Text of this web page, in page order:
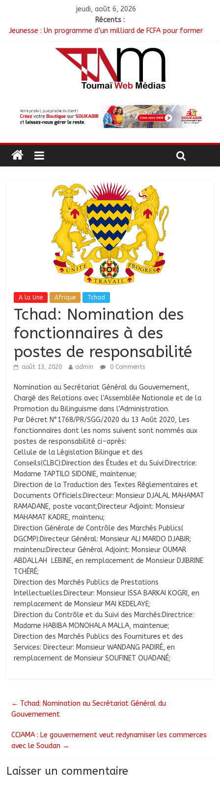
jeudi, août 6, 2026
Récents :
Jeunesse : Un programme d’un milliard de FCFA pour former
Tchad : L’AMET réagit à la suspension des demandes de
création de journaux en ligne
Tchad : Le CESCE ouvre sa deuxième session ordinaire
consacrée à la transition numérique
N’Djamena : Le maire du 1er arrondissement évalue l’état des
routes après les travaux
A la Une Afrique Tchad
Tchad: Nomination des
fonctionnaires à des
postes de responsabilité
août 13, 2020 admin 0 Comments
Nomination au Secrétariat Général du Gouvernement,
Chargé des Relations avec l’Assemblée Nationale et de la
Promotion du Bilinguisme dans l’Administration.
Par Décret N°1768/PR/SGG/2020 du 13 Août 2020, Les
fonctionnaires dont les noms suivent sont nommés aux
postes de responsabilité ci-après:
Cellule de la Législation Bilingue et des
Conseils(CLBC):Direction des Études et du Suivi:Directrice:
Madame TAPTILO SIDONIE, maintenue;
Direction de la Traduction des Textes Réglementaires et
Documents Officiels:Directeur: Monsieur DJALAL MAHAMAT
RAMADANE, poste vacant;Directeur Adjoint: Monsieur
MAHAMAT KADRE, maintenu;
Direction Générale de Contrôle des Marchés Publics(
DGCMP):Directeur Général: Monsieur ALI MARDO DJABIR;
maintenu:Directeur Général Adjoint: Monsieur OUMAR
ABDALLAH LEBINE, en remplacement de Monsieur DJIBRINE
TCHÉRÉ;
Direction des Marchés Publics de Prestations
Intellectuelles:Directeur: Monsieur ISSA BARKAI KOGRI, en
remplacement de Monsieur MAI KEDELAYE;
Direction du Contrôle et du Suivi des Marchés:Directrice:
Madame HABIBA MONOHALA MALLA, maintenue;
Direction des Marchés Publics des Fournitures et des
Services: Directeur: Monsieur WANDANG PADIRÉ, en
remplacement de Monsieur SOUFINET OUADANÉ;
← Tchad: Nomination au Secrétariat Général du
Gouvernement
CCIAMA : Le gouvernement veut redynamiser les commerces
avec le Soudan →
Laisser un commentaire